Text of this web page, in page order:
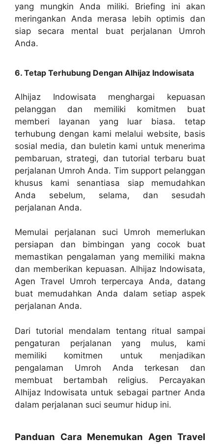
yang mungkin Anda miliki. Briefing ini akan
meringankan Anda merasa lebih optimis dan
siap secara mental buat perjalanan Umroh
Anda.
6. Tetap Terhubung Dengan Alhijaz Indowisata
Alhijaz Indowisata menghargai kepuasan
pelanggan dan memiliki komitmen buat
memberi layanan yang luar biasa. tetap
terhubung dengan kami melalui website, basis
sosial media, dan buletin kami untuk menerima
pembaruan, strategi, dan tutorial terbaru buat
perjalanan Umroh Anda. Tim support pelanggan
khusus kami senantiasa siap memudahkan
Anda sebelum, selama, dan sesudah
perjalanan Anda.
Memulai perjalanan suci Umroh memerlukan
persiapan dan bimbingan yang cocok buat
memastikan pengalaman yang memiliki makna
dan memberikan kepuasan. Alhijaz Indowisata,
Agen Travel Umroh terpercaya Anda, datang
buat memudahkan Anda dalam setiap aspek
perjalanan Anda.
Dari tutorial mendalam tentang ritual sampai
pengaturan perjalanan yang mulus, kami
memiliki komitmen untuk menjadikan
pengalaman Umroh Anda terkesan dan
membuat bertambah religius. Percayakan
Alhijaz Indowisata untuk sebagai partner Anda
dalam perjalanan suci seumur hidup ini.
Panduan Cara Menemukan Agen Travel